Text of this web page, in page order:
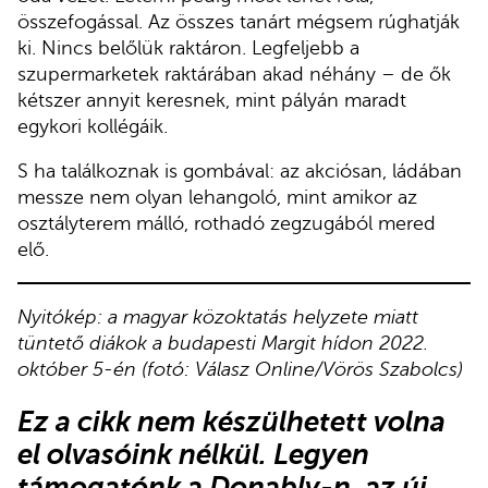
összefogással. Az összes tanárt mégsem rúghatják
ki. Nincs belőlük raktáron. Legfeljebb a
szupermarketek raktárában akad néhány – de ők
kétszer annyit keresnek, mint pályán maradt
egykori kollégáik.
S ha találkoznak is gombával: az akciósan, ládában
messze nem olyan lehangoló, mint amikor az
osztályterem málló, rothadó zegzugából mered
elő.
Nyitókép: a magyar közoktatás helyzete miatt
tüntető diákok a budapesti Margit hídon 2022.
október 5-én (fotó: Válasz Online/Vörös Szabolcs)
Ez a cikknem készülhetett volna
el olvasóink nélkül. Legyen